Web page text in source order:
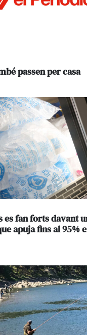
passen per casa
es fan forts davant
apuja fins al 95%